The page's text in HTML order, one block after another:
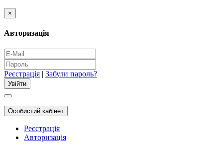
×
Авторизація
Реєстрація | Забули пароль?
Особистий кабінет
Реєстрація
Авторизація